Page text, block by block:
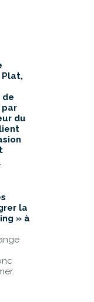
de
par
du
la
» à